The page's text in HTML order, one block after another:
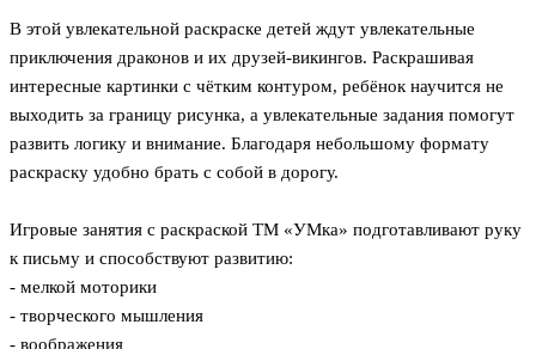
В этой увлекательной раскраске детей ждут увлекательные
приключения драконов и их друзей-викингов. Раскрашивая
интересные картинки с чётким контуром, ребёнок научится не
выходить за границу рисунка, а увлекательные задания помогут
развить логику и внимание. Благодаря небольшому формату
раскраску удобно брать с собой в дорогу.
Игровые занятия с раскраской ТМ «УМка» подготавливают руку
к письму и способствуют развитию:
- мелкой моторики
- творческого мышления
- воображения